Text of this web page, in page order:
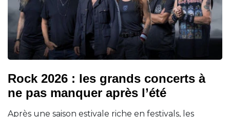
Rock 2026 : les grands concerts à
ne pas manquer après l’été
Après une saison estivale riche en festivals, les